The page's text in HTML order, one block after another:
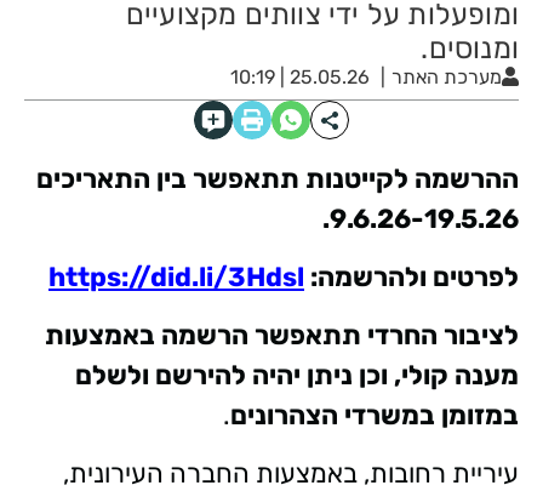
ומופעלות על ידי צוותים מקצועיים
ומנוסים.
מערכת האתר 25.05.26 | 10:19
ההרשמה לקייטנות תתאפשר בין התאריכים
9.6.26-19.5.26.
לפרטים ולהרשמה: https://did.li/3Hdsl
לציבור החרדי תתאפשר הרשמה באמצעות
מענה קולי, וכן ניתן יהיה להירשם ולשלם
במזומן במשרדי הצהרונים.
עיריית רחובות, באמצעות החברה העירונית,